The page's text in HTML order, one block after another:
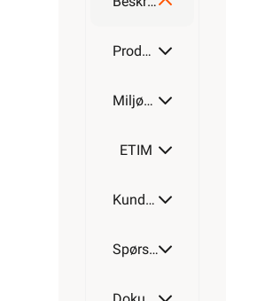
Produktdetaljer
Miljøparametere
ETIM
Kundeomtale
Spørsmål og svar